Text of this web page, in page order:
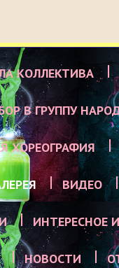
КОЛЛЕКТИВА
В ГРУППУ
ХОРЕОГРАФИЯ
ВИДЕО
ИНТЕРЕСНОЕ
НОВОСТИ